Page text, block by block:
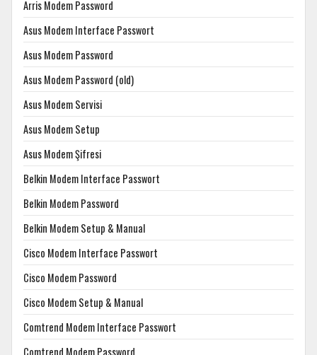
Arris Modem Password
Asus Modem Interface Passwort
Asus Modem Password
Asus Modem Password (old)
Asus Modem Servisi
Asus Modem Setup
Asus Modem Şifresi
Belkin Modem Interface Passwort
Belkin Modem Password
Belkin Modem Setup & Manual
Cisco Modem Interface Passwort
Cisco Modem Password
Cisco Modem Setup & Manual
Comtrend Modem Interface Passwort
Comtrend Modem Password